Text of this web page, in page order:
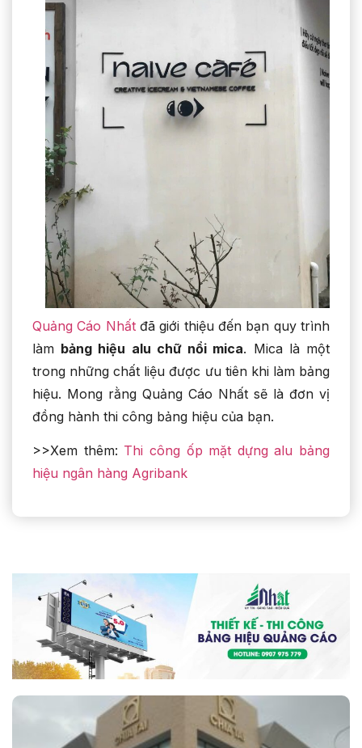
Quảng Cáo Nhấtđã giới thiệu đến bạn quy trình
làm bảng hiệu alu chữ nổi mica. Mica là một
trong những chất liệu được ưu tiên khi làm bảng
hiệu. Mong rằng Quảng Cáo Nhất sẽ là đơn vị
đồng hành thi công bảng hiệu của bạn.
>>Xem thêm: Thi công ốp mặt dựng alu bảng
hiệu ngân hàng Agribank